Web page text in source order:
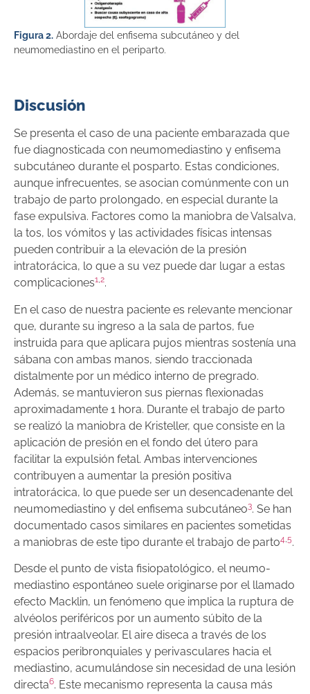
Figura 2. Abordaje del enfisema subcutáneo y del
neumomediastino en el periparto.
Discusión
Se presenta el caso de una paciente embarazada que
fue diagnosticada con neumomediastino y enfisema
subcutáneo durante el posparto. Estas condiciones,
aunque infrecuentes, se asocian comúnmente con un
trabajo de parto prolongado, en especial durante la
fase expulsiva. Factores como la maniobra de Valsalva,
la tos, los vómitos y las actividades físicas intensas
pueden contribuir a la elevación de la presión
intratorácica, lo que a su vez puede dar lugar a estas
complicaciones1,2.
En el caso de nuestra paciente es relevante mencionar
que, durante su ingreso a la sala de partos, fue
instruida para que aplicara pujos mientras sostenía una
sábana con ambas manos, siendo traccionada
distalmente por un médico interno de pregrado.
Además, se mantuvieron sus piernas flexionadas
aproximadamente 1 hora. Durante el trabajo de parto
se realizó la maniobra de Kristeller, que consiste en la
aplicación de presión en el fondo del útero para
facilitar la expulsión fetal. Ambas intervenciones
contribuyen a aumentar la presión positiva
intratorácica, lo que puede ser un desencadenante del
neumomediastino y del enfisema subcutáneo3. Se han
documentado casos similares en pacientes sometidas
a maniobras de este tipo durante el trabajo de parto4 5.
Desde el punto de vista fisiopatológico, el neumo­
mediastino espontáneo suele originarse por el llamado
efecto Macklin, un fenómeno que implica la ruptura de
alvéolos periféricos por un aumento súbito de la
presión intraalveolar. El aire diseca a través de los
espacios peribronquiales y perivasculares hacia el
mediastino, acumulándose sin necesidad de una lesión
directa6. Este mecanismo representa la causa más